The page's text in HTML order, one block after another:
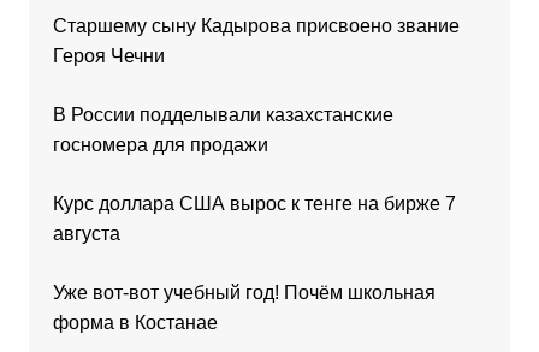
Старшему сыну Кадырова присвоено звание
Героя Чечни
В России подделывали казахстанские
госномера для продажи
Курс доллара США вырос к тенге на бирже 7
августа
Уже вот-вот учебный год! Почём школьная
форма в Костанае